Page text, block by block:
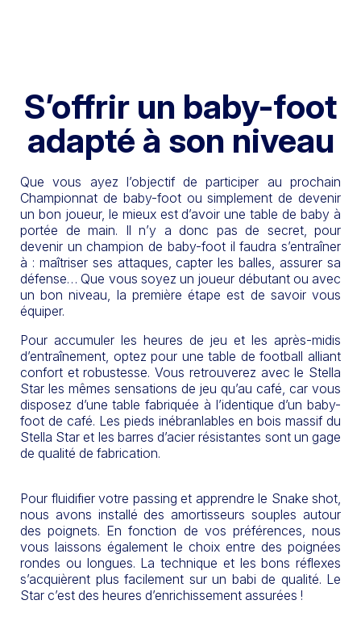
S’offrir un baby-foot
adapté à son niveau
Que vous ayez l’objectif de participer au prochain
Championnat de baby-foot ou simplement de devenir
un bon joueur, le mieux est d’avoir une table de baby à
portée de main. Il n’y a donc pas de secret, pour
devenir un champion de baby-foot il faudra s’entraîner
à : maîtriser ses attaques, capter les balles, assurer sa
défense… Que vous soyez un joueur débutant ou avec
un bon niveau, la première étape est de savoir vous
équiper.
Pour accumuler les heures de jeu et les après-midis
d’entraînement, optez pour une table de football alliant
confort et robustesse. Vous retrouverez avec le Stella
Star les mêmes sensations de jeu qu’au café, car vous
disposez d’une table fabriquée à l’identique d’un baby-
foot de café. Les pieds inébranlables en bois massif du
Stella Star et les barres d’acier résistantes sont un gage
de qualité de fabrication.
Pour fluidifier votre passing et apprendre le Snake shot,
nous avons installé des amortisseurs souples autour
des poignets. En fonction de vos préférences, nous
vous laissons également le choix entre des poignées
rondes ou longues. La technique et les bons réflexes
s’acquièrent plus facilement sur un babi de qualité. Le
Star c’est des heures d’enrichissement assurées !